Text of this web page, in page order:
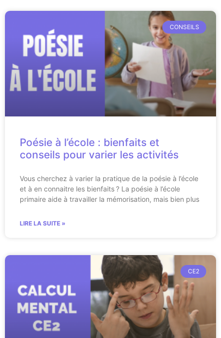
CONSEILS
Poésie à l’école : bienfaits et
conseils pour varier les activités
Vous cherchez à varier la pratique de la poésie à l’école
et à en connaitre les bienfaits ? La poésie à l’école
primaire aide à travailler la mémorisation, mais bien plus
LIRE LA SUITE »
CE2